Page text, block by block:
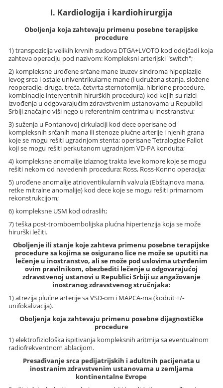
I. Kardiologija i kardiohirurgija
Oboljenja koja zahtevaju primenu posebne terapijske
procedure
1) transpozicija velikih krvnih sudova D­TGA+LVOTO kod odojčadi koja
zahteva operaciju pod nazivom: Kompleksni arterijski "switch";
2) kompleksne urođene srčane mane izuzev sindroma hipoplazije
levog srca i ostale univentrikularne mane (i udružena stanja, složene
reoperacije, druga, treća, četvrta sternotomija, hibridne procedure,
kombinacije interventnih hirurških procedura) kod kojih su rizici
izvođenja u odgovarajućim zdravstvenim ustanovama u Republici
Srbiji značajno viši nego u referentnim centrima u inostranstvu;
3) suženja u Fontanovoj cirkulaciji kod dece operisane od
kompleksnih srčanih mana ili stenoze plućne arterije i njenih grana
koje se mogu rešiti ugradnjom stenta; operisane Tetralogiae Fallot
koji se mogu rešiti perkutanom ugradnjom VD-PA konduita;
4) kompleksne anomalije izlaznog trakta leve komore koje se mogu
rešiti nekom od navedenih procedura: Ross, Ross-Konno operacija;
5) urođene anomalije atrioventikularnih valvula (Ebštajnova mana,
retke mitralne anomalije) kod dece koje se mogu rešiti primarnom
rekonstrukcijom;
6) kompleksne USM kod odraslih;
7) teška post-tromboembolijska plućna hipertenzija koja se može
hirurški lečiti.
Oboljenje ili stanje koje zahteva primenu posebne terapijske
procedure sa kojima se osigurano lice ne može se uputiti na
lečenje u inostranstvo, ali se može pod uslovima utvrđenim
ovim pravilnikom, obezbediti lečenje u odgovarajućoj
zdravstvenoj ustanovi u Republici Srbiji uz angažovanje
inostranog zdravstvenog stručnjaka:
1) atrezija plućne arterije sa VSD-om i MAPCA-ma (koduit +/-
unifokalizacija).
Oboljenja koja zahtevaju primenu posebne dijagnostičke
procedure
1) elektrofiziološka ispitivanja kompleksnih aritmija sa eventualnom
radiofrekventnom ablacijom.
Presađivanje srca pedijatrijskih i adultnih pacijenata u
inostranim zdravstvenim ustanovama u zemljama
kontinentalne Evrope